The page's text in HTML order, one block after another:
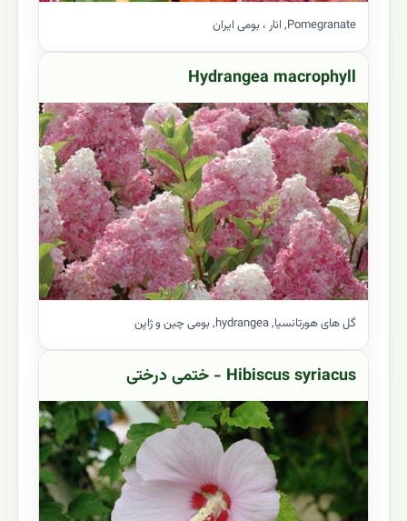
Pomegranate, انار ، بومی ایران
Hydrangea macrophyll
گل های هورتانسیا, hydrangea, بومی چین و ژاپن
Hibiscus syriacus - ختمی درختی